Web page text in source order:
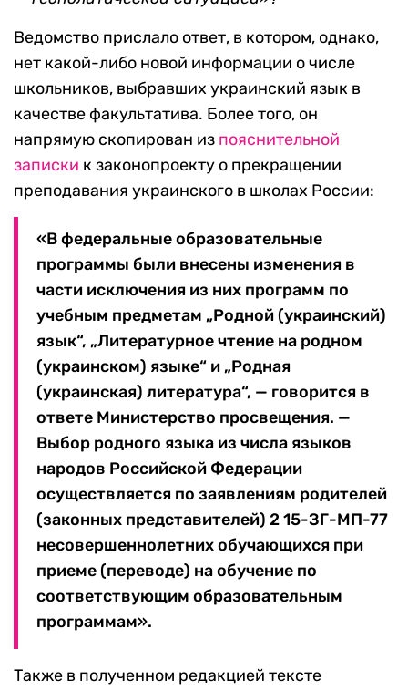
Ведомство прислало ответ, в котором, однако,
нет какой-либо новой информации о числе
школьников, выбравших украинский язык в
качестве факультатива. Более того, он
напрямую скопирован из пояснительной
записки к законопроекту о прекращении
преподавания украинского в школах России:
«В федеральные образовательные
программы были внесены изменения в
части исключения из них программ по
учебным предметам „Родной (украинский)
язык“, „Литературное чтение на родном
(украинском) языке“ и „Родная
(украинская) литература“, — говорится в
ответе Министерство просвещения. —
Выбор родного языка из числа языков
народов Российской Федерации
осуществляется по заявлениям родителей
(законных представителей) 2 15-ЗГ-МП-77
несовершеннолетних обучающихся при
приеме (переводе) на обучение по
соответствующим образовательным
программам».
Также в полученном редакцией тексте